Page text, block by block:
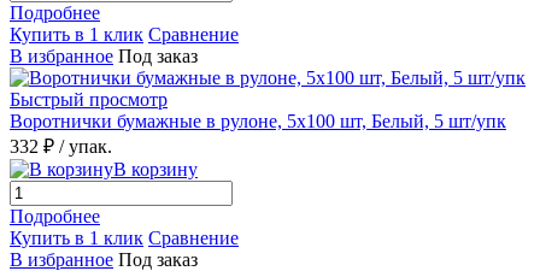
Подробнее
Купить в 1 клик Сравнение
В избранное Под заказ
Быстрый просмотр
Воротнички бумажные в рулоне, 5х100 шт, Белый, 5 шт/упк
332 ₽ / упак.
В корзину
Подробнее
Купить в 1 клик Сравнение
В избранное Под заказ